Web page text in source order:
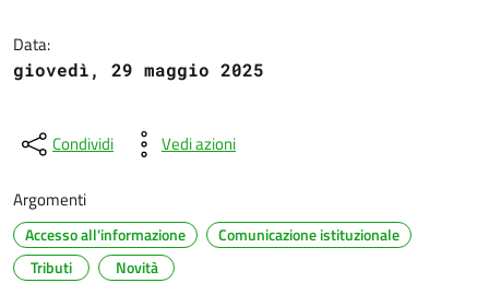
Data:
giovedì, 29 maggio 2025
Condividi Vedi azioni
Argomenti
Accesso all'informazione
Comunicazione istituzionale
Tributi
Novità